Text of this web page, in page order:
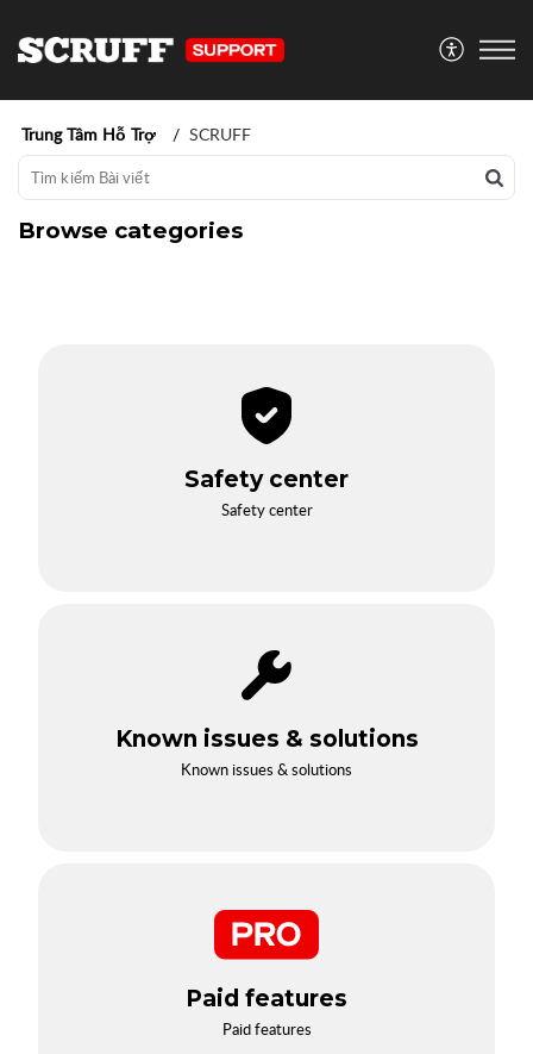
Trung Tâm Hỗ Trợ SCRUFF
Browse categories
Safety center
Safety center
Known issues & solutions
Known issues & solutions
Paid features
Paid features